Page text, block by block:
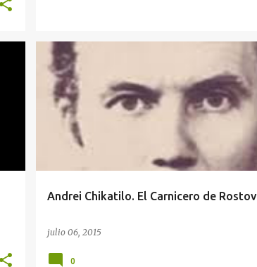
Andrei Chikatilo. El Carnicero de Rostov
julio 06, 2015
AGENDA DEL CRIMEN
0